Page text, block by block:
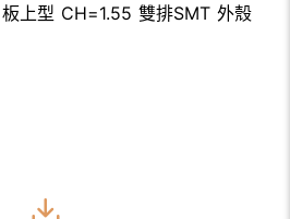
上型 CH=1.55 雙排SMT 外殼